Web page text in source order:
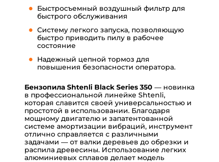
Быстросъемный воздушный фильтр для
быстрого обслуживания
Систему легкого запуска, позволяющую
быстро приводить пилу в рабочее
состояние
Надежный цепной тормоз для
повышения безопасности оператора.
Бензопила Shtenli Black Series 350 — новинка
в профессиональной линейке Shtenli,
которая славится своей универсальностью и
простотой в использовании. Благодаря
мощному двигателю и запатентованной
системе амортизации вибраций, инструмент
отлично справляется с различными
задачами — от валки деревьев до обрезки и
распила древесины. Использование легких
алюминиевых сплавов делает модель